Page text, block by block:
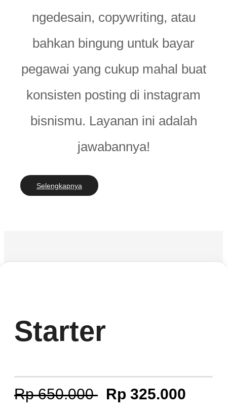
ngedesain, copywriting, atau
bahkan bingung untuk bayar
pegawai yang cukup mahal buat
konsisten posting di instagram
bisnismu. Layanan ini adalah
jawabannya!
Selengkapnya
Starter
Rp 650.000 Rp 325.000